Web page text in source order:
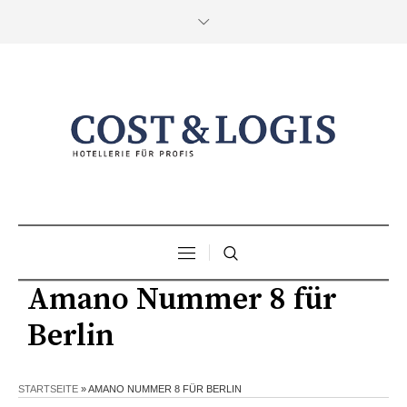
Amano Nummer 8 für
Berlin
STARTSEITE »AMANO NUMMER 8 FÜR BERLIN